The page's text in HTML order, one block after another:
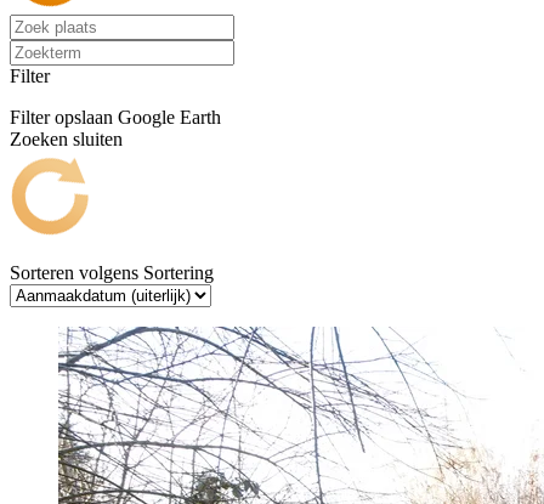
Filter
Filter opslaan Google Earth
Zoeken sluiten
Sorteren volgens Sortering